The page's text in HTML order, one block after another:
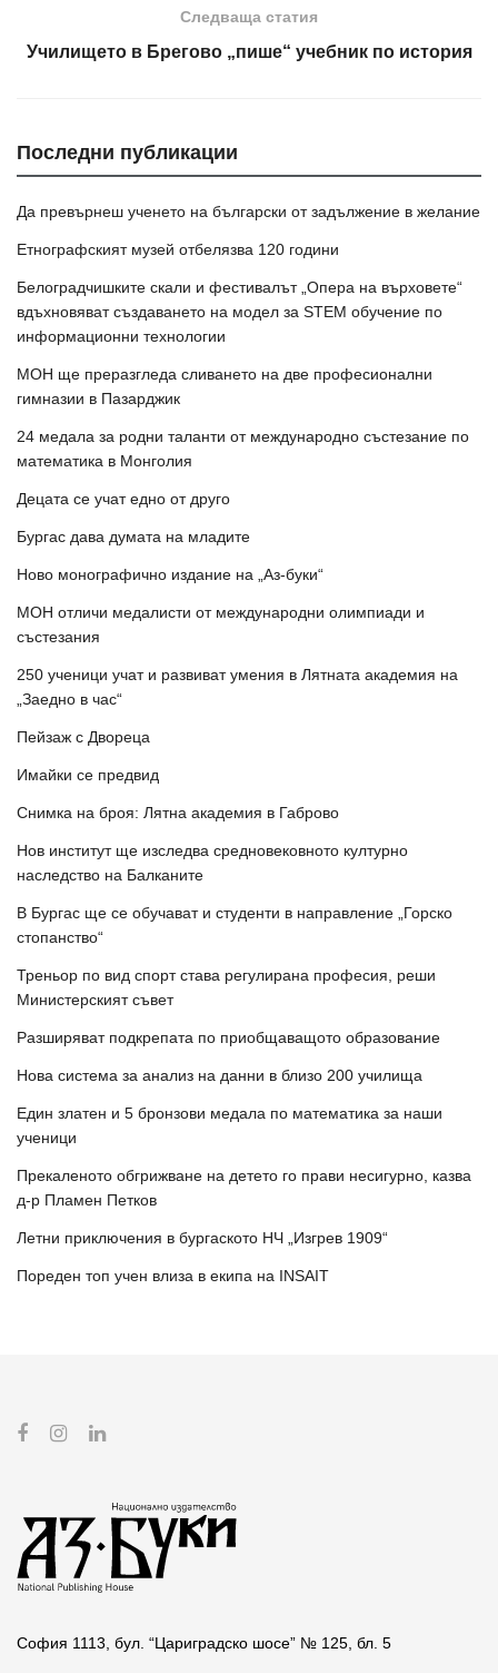
Следваща статия
Училището в Брегово „пише“ учебник по история
Последни публикации
Да превърнеш ученето на български от задължение в желание
Етнографският музей отбелязва 120 години
Белоградчишките скали и фестивалът „Опера на върховете“
вдъхновяват създаването на модел за STEM обучение по
информационни технологии
МОН ще преразгледа сливането на две професионални
гимназии в Пазарджик
24 медала за родни таланти от международно състезание по
математика в Монголия
Децата се учат едно от друго
Бургас дава думата на младите
Ново монографично издание на „Аз-буки“
МОН отличи медалисти от международни олимпиади и
състезания
250 ученици учат и развиват умения в Лятната академия на
„Заедно в час“
Пейзаж с Двореца
Имайки се предвид
Снимка на броя: Лятна академия в Габрово
Нов институт ще изследва средновековното културно
наследство на Балканите
В Бургас ще се обучават и студенти в направление „Горско
стопанство“
Треньор по вид спорт става регулирана професия, реши
Министерският съвет
Разширяват подкрепата по приобщаващото образование
Нова система за анализ на данни в близо 200 училища
Един златен и 5 бронзови медала по математика за наши
ученици
Прекаленото обгрижване на детето го прави несигурно, казва
д-р Пламен Петков
Летни приключения в бургаското НЧ „Изгрев 1909“
Пореден топ учен влиза в екипа на INSAIT
София 1113, бул. “Цариградско шосе” № 125, бл. 5